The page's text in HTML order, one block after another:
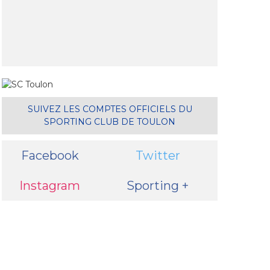
SUIVEZ LES COMPTES OFFICIELS DU
SPORTING CLUB DE TOULON
Facebook Twitter
Instagram Sporting +